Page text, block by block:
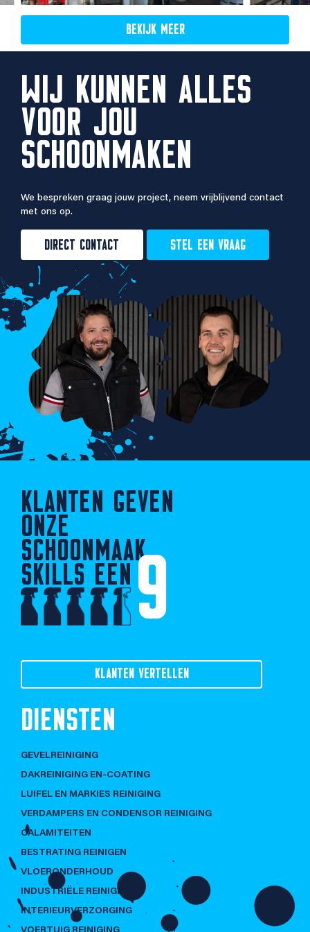
BEKIJK MEER
WIJ KUNNEN ALLES
VOOR JOU
SCHOONMAKEN
We bespreken graag jouw project, neem vrijblijvend contact
met ons op.
DIRECT CONTACT STEL EEN VRAAG
KLANTEN GEVEN
ONZE
SCHOONMAAK
SKILLS EEN 9
KLANTEN VERTELLEN
DIENSTEN
GEVELREINIGING
DAKREINIGING EN-COATING
LUIFEL EN MARKIES REINIGING
VERDAMPERS EN CONDENSOR REINIGING
CALAMITEITEN
BESTRATING REINIGEN
VLOERONDERHOUD
INDUSTRIËLE REINIGING
INTERIEURVERZORGING